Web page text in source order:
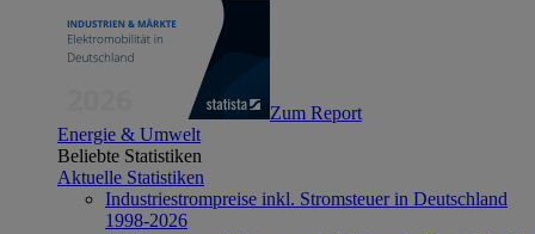
Zum Report
Energie & Umwelt
Beliebte Statistiken
Aktuelle Statistiken
Industriestrompreise inkl. Stromsteuer in Deutschland
1998-2026